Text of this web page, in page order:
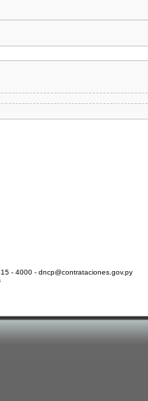
- 4000 - dncp@contrataciones.gov.py